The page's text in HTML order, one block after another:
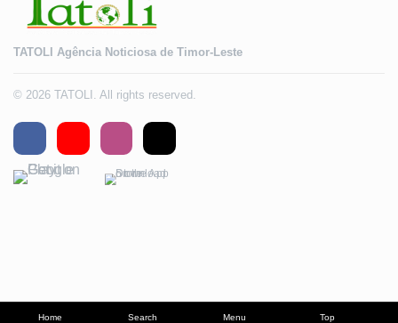
Home Search Menu Top
TATOLI Agência Noticiosa de Timor-Leste
© 2026 TATOLI. All rights reserved.